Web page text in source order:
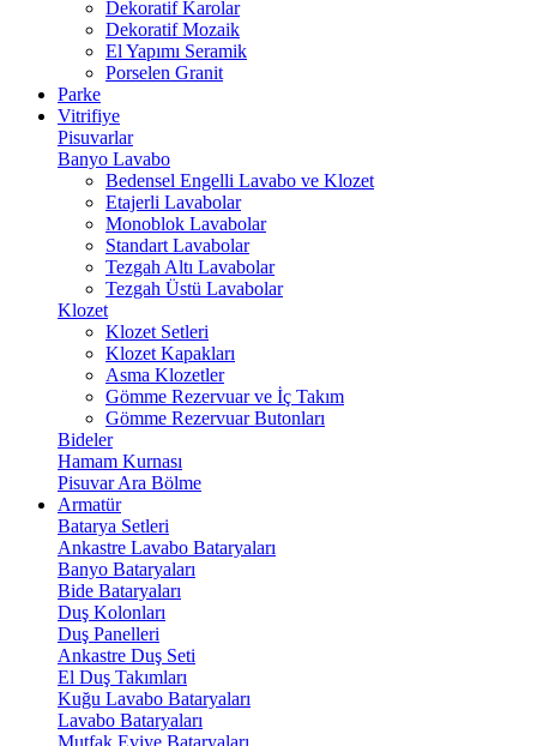
Dekoratif Karolar
Dekoratif Mozaik
El Yapımı Seramik
Porselen Granit
Parke
Vitrifiye
Pisuvarlar
Banyo Lavabo
Bedensel Engelli Lavabo ve Klozet
Etajerli Lavabolar
Monoblok Lavabolar
Standart Lavabolar
Tezgah Altı Lavabolar
Tezgah Üstü Lavabolar
Klozet
Klozet Setleri
Klozet Kapakları
Asma Klozetler
Gömme Rezervuar ve İç Takım
Gömme Rezervuar Butonları
Bideler
Hamam Kurnası
Pisuvar Ara Bölme
Armatür
Batarya Setleri
Ankastre Lavabo Bataryaları
Banyo Bataryaları
Bide Bataryaları
Duş Kolonları
Duş Panelleri
Ankastre Duş Seti
El Duş Takımları
Kuğu Lavabo Bataryaları
Lavabo Bataryaları
Mutfak Eviye Bataryaları